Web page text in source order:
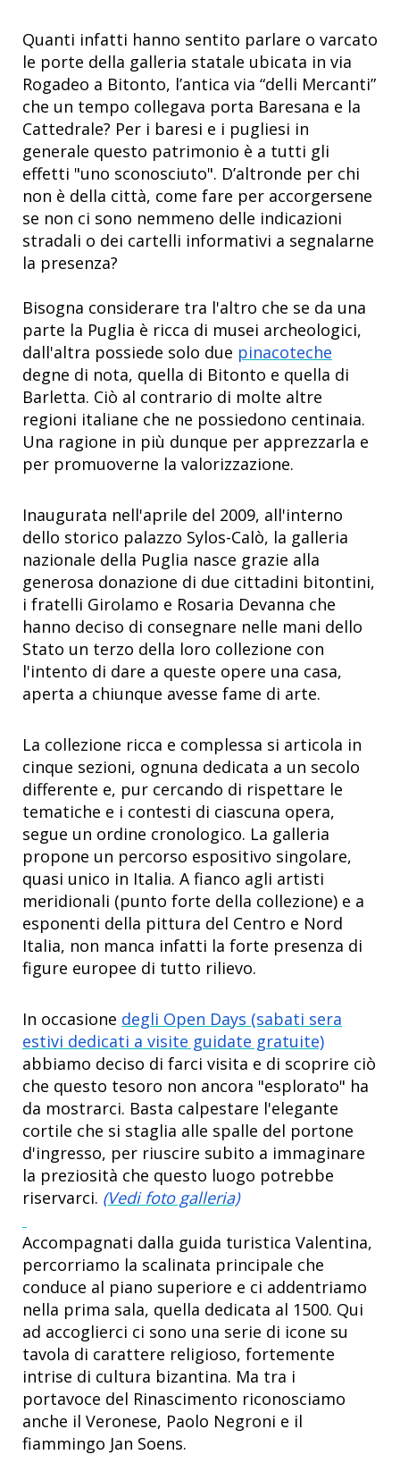
Quanti infatti hanno sentito parlare o varcato
le porte della galleria statale ubicata in via
Rogadeo a Bitonto, l’antica via “delli Mercanti”
che un tempo collegava porta Baresana e la
Cattedrale? Per i baresi e i pugliesi in
generale questo patrimonio è a tutti gli
effetti "uno sconosciuto". D’altronde per chi
non è della città, come fare per accorgersene
se non ci sono nemmeno delle indicazioni
stradali o dei cartelli informativi a segnalarne
la presenza?
Bisogna considerare tra l'altro che se da una
parte la Puglia è ricca di musei archeologici,
dall'altra possiede solo due pinacoteche
degne di nota, quella di Bitonto e quella di
Barletta. Ciò al contrario di molte altre
regioni italiane che ne possiedono centinaia.
Una ragione in più dunque per apprezzarla e
per promuoverne la valorizzazione.
Inaugurata nell'aprile del 2009, all'interno
dello storico palazzo Sylos-Calò, la galleria
nazionale della Puglia nasce grazie alla
generosa donazione di due cittadini bitontini,
i fratelli Girolamo e Rosaria Devanna che
hanno deciso di consegnare nelle mani dello
Stato un terzo della loro collezione con
l'intento di dare a queste opere una casa,
aperta a chiunque avesse fame di arte.
La collezione ricca e complessa si articola in
cinque sezioni, ognuna dedicata a un secolo
differente e, pur cercando di rispettare le
tematiche e i contesti di ciascuna opera,
segue un ordine cronologico. La galleria
propone un percorso espositivo singolare,
quasi unico in Italia. A fianco agli artisti
meridionali (punto forte della collezione) e a
esponenti della pittura del Centro e Nord
Italia, non manca infatti la forte presenza di
figure europee di tutto rilievo.
In occasione degli Open Days (sabati sera
estivi dedicati a visite guidate gratuite)
abbiamo deciso di farci visita e di scoprire ciò
che questo tesoro non ancora "esplorato" ha
da mostrarci. Basta calpestare l'elegante
cortile che si staglia alle spalle del portone
d'ingresso, per riuscire subito a immaginare
la preziosità che questo luogo potrebbe
riservarci. (Vedi foto galleria)
Accompagnati dalla guida turistica Valentina,
percorriamo la scalinata principale che
conduce al piano superiore e ci addentriamo
nella prima sala, quella dedicata al 1500. Qui
ad accoglierci ci sono una serie di icone su
tavola di carattere religioso, fortemente
intrise di cultura bizantina. Ma tra i
portavoce del Rinascimento riconosciamo
anche il Veronese, Paolo Negroni e il
fiammingo Jan Soens.